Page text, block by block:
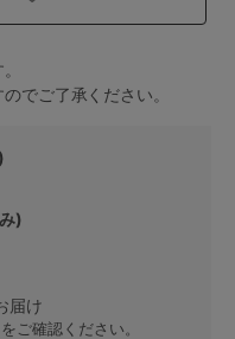
でご了承ください。
)
届け
ご確認ください。